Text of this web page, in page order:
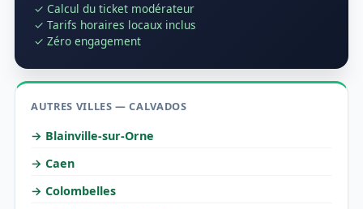
✓ Calcul du ticket modérateur
✓ Tarifs horaires locaux inclus
✓ Zéro engagement
AUTRES VILLES — CALVADOS
→ Blainville-sur-Orne
→ Caen
→ Colombelles